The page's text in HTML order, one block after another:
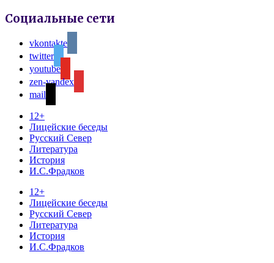
Социальные сети
vkontakte
twitter
youtube
zen-yandex
mail
12+
Лицейские беседы
Русский Север
Литература
История
И.С.Фрадков
12+
Лицейские беседы
Русский Север
Литература
История
И.С.Фрадков